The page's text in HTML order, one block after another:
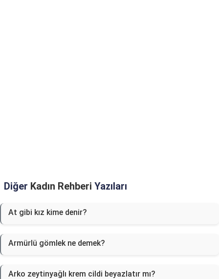
Diğer Kadın Rehberi Yazıları
At gibi kız kime denir?
Armürlü gömlek ne demek?
Arko zeytinyağlı krem cildi beyazlatır mı?